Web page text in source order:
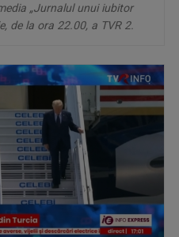
„Jurnalul unui iubitor
de la ora 22.00, a TVR 2.